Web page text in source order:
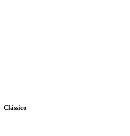
Clássico